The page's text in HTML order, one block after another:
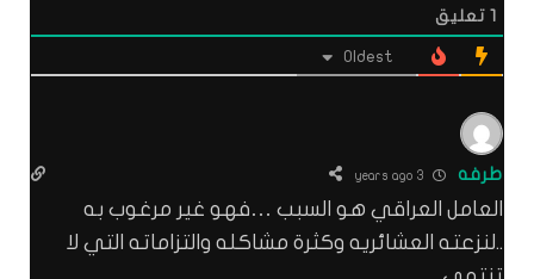
1 تعليق
Oldest
طرفه
العامل العراقي هو السبب …فهو غير مرغوب به
..لنزعته العشائريه وكثرة مشاكله والتزاماته التي لا